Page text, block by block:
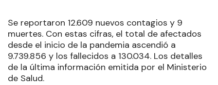
Se reportaron 12.609 nuevos contagios y 9
muertes. Con estas cifras, el total de afectados
desde el inicio de la pandemia ascendió a
9.739.856 y los fallecidos a 130.034. Los detalles
de la última información emitida por el Ministerio
de Salud.